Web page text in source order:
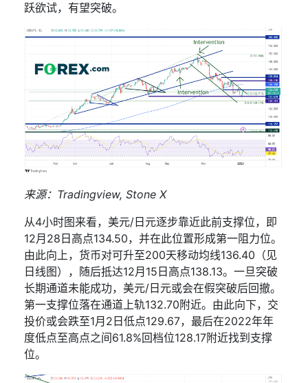
跃欲试，有望突破。
来源： Tradingview, Stone X
从4小时图来看，美元/日元逐步靠近此前支撑位，即
12月28日高点134.50，并在此位置形成第一阻力位。
由此向上，货币对可升至200天移动均线136.40 （见
日线图），随后抵达12月15日高点138.13。一旦突破
长期通道未能成功，美元/日元或会在假突破后回撤。
第一支撑位落在通道上轨132.70附近。由此向下，交
投价或会跌至1月2日低点129.67，最后在2022年年
度低点至高点之间61.8%回档位128.17附近找到支撑
位。